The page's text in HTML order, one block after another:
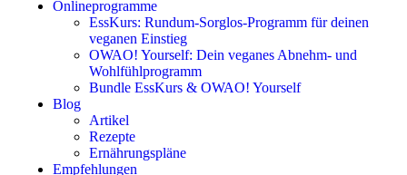
Onlineprogramme
EssKurs: Rundum-Sorglos-Programm für deinen
veganen Einstieg
OWAO! Yourself: Dein veganes Abnehm- und
Wohlfühlprogramm
Bundle EssKurs & OWAO! Yourself
Blog
Artikel
Rezepte
Ernährungspläne
Empfehlungen